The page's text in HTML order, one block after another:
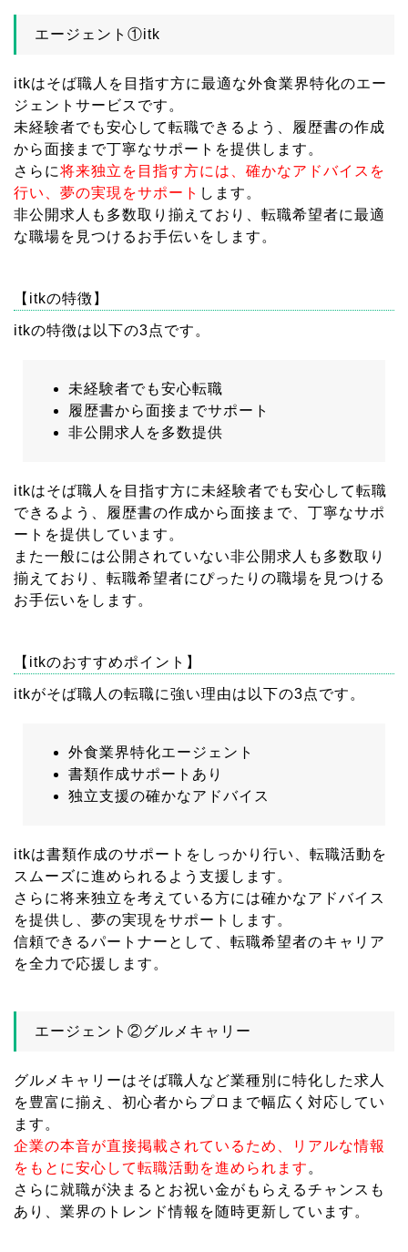
エージェント①itk
itkはそば職人を目指す方に最適な外食業界特化のエー
ジェントサービスです。
未経験者でも安心して転職できるよう、履歴書の作成
から面接まで丁寧なサポートを提供します。
さらに将来独立を目指す方には、確かなアドバイスを
行い、夢の実現をサポート します。
非公開求人も多数取り揃えており、転職希望者に最適
な職場を見つけるお手伝いをします。
【itkの特徴】
itkの特徴は以下の3点です。
未経験者でも安心転職
履歴書から面接までサポート
非公開求人を多数提供
itkはそば職人を目指す方に未経験者でも安心して転職
できるよう、履歴書の作成から面接まで、丁寧なサポ
ートを提供しています。
また一般には公開されていない非公開求人も多数取り
揃えており、転職希望者にぴったりの職場を見つける
お手伝いをします。
【itkのおすすめポイント】
itkがそば職人の転職に強い理由は以下の3点です。
外食業界特化エージェント
書類作成サポートあり
独立支援の確かなアドバイス
itkは書類作成のサポートをしっかり行い、転職活動を
スムーズに進められるよう支援します。
さらに将来独立を考えている方には確かなアドバイス
を提供し、夢の実現をサポートします。
信頼できるパートナーとして、転職希望者のキャリア
を全力で応援します。
エージェント②グルメキャリー
グルメキャリーはそば職人など業種別に特化した求人
を豊富に揃え、初心者からプロまで幅広く対応してい
ます。
企業の本音が直接掲載されているため、リアルな情報
をもとに安心して転職活動を進められます 。
さらに就職が決まるとお祝い金がもらえるチャンスも
あり、業界のトレンド情報を随時更新しています。